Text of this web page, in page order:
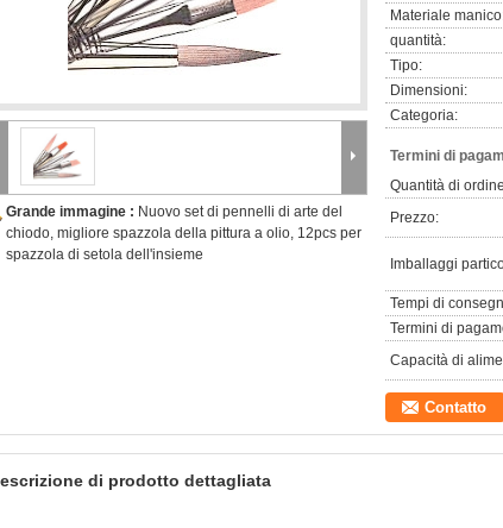
Grande immagine : Nuovo set di pennelli di arte del
chiodo, migliore spazzola della pittura a olio, 12pcs per
spazzola di setola dell'insieme
Materiale
quantità:
Tipo:
Dimensioni:
Categoria:
Termini di
Quantità di
Prezzo:
Imballaggi
Tempi di
Termini di
Capacità di
Contatto
di prodotto dettagliata